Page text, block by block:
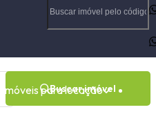
Imóveis para locação
Buscar imóvel